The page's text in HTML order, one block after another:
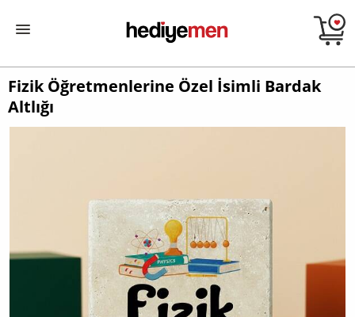
Fizik Öğretmenlerine Özel İsimli Bardak
Altlığı